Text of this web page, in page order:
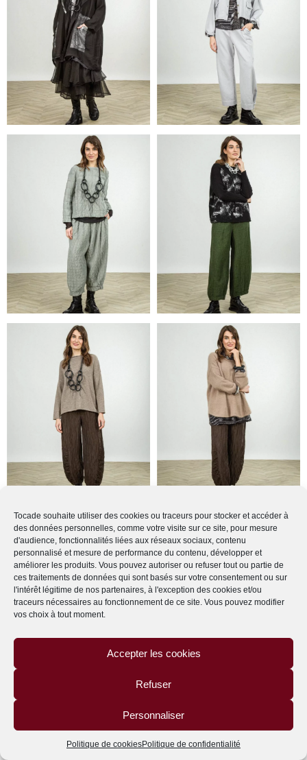
Tocade souhaite utiliser des cookies ou traceurs pour stocker et accéder à
des données personnelles, comme votre visite sur ce site, pour mesure
d'audience, fonctionnalités liées aux réseaux sociaux, contenu
personnalisé et mesure de performance du contenu, développer et
améliorer les produits. Vous pouvez autoriser ou refuser tout ou partie de
ces traitements de données qui sont basés sur votre consentement ou sur
l'intérêt légitime de nos partenaires, à l'exception des cookies et/ou
traceurs nécessaires au fonctionnement de ce site. Vous pouvez modifier
vos choix à tout moment.
Accepter les cookies
Refuser
Personnaliser
Politique de cookiesPolitique de confidentialité